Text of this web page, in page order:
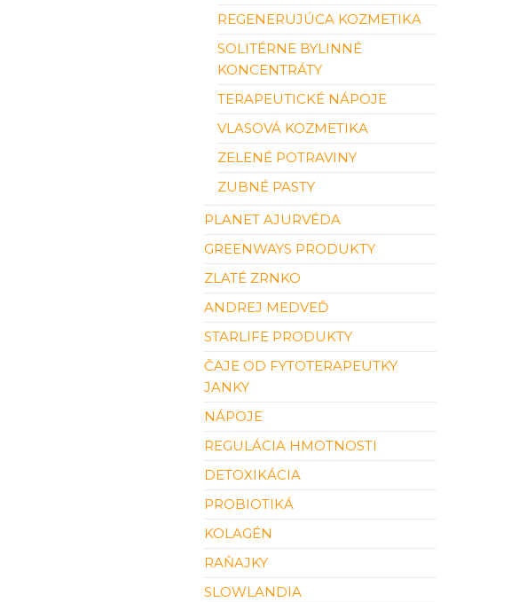
REGENERUJÚCA KOZMETIKA
SOLITÉRNE BYLINNÉ
KONCENTRÁTY
TERAPEUTICKÉ NÁPOJE
VLASOVÁ KOZMETIKA
ZELENÉ POTRAVINY
ZUBNÉ PASTY
PLANET AJURVÉDA
GREENWAYS PRODUKTY
ZLATÉ ZRNKO
ANDREJ MEDVEĎ
STARLIFE PRODUKTY
ČAJE OD FYTOTERAPEUTKY
JANKY
NÁPOJE
REGULÁCIA HMOTNOSTI
DETOXIKÁCIA
PROBIOTIKÁ
KOLAGÉN
RAŇAJKY
SLOWLANDIA